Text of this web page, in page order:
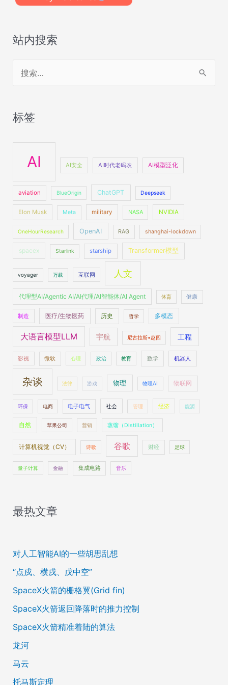
站内搜索
索
标签
AI AI安全 AI时代老码农 AI模型泛化
aviation BlueOrigin ChatGPT Deepseek
Elon Musk Meta military NASA NVIDIA
OneHourResearch OpenAI RAG shanghai-lockdown
spacex Starlink starship Transformer模型
voyager 万载 互联网 人文
代理型AI/Agentic AI/AI代理/AI智能体/AI Agent 体育 健康
制造 医疗/生物医药 历史 哲学 多模态
大语言模型LLM 宇航 尼古拉斯•赵四 工程
影视 微软 心理 政治 教育 数学 机器人
杂谈 法律 游戏 物理 物理AI 物联网
环保 电商 电子电气 社会 管理 经济 能源
自然 苹果公司 营销 蒸馏（Distillation）
计算机视觉（CV） 诗歌 谷歌 财经 足球
量子计算 金融 集成电路 音乐
最热文章
对人工智能AI的一些胡思乱想
“点戍、横戌、戊中空”
SpaceX火箭的栅格翼(Grid fin)
SpaceX火箭返回降落时的推力控制
SpaceX火箭精准着陆的算法
龙河
马云
托马斯定理